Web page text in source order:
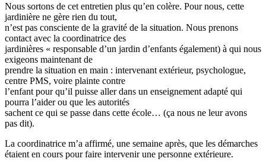
Nous sortons de cet entretien plus qu’en colère. Pour nous, cette
jardinière ne gère rien du tout,
n’est pas consciente de la gravité de la situation. Nous prenons
contact avec la coordinatrice des
jardinières « responsable d’un jardin d’enfants également) à qui nous
exigeons maintenant de
prendre la situation en main : intervenant extérieur, psychologue,
centre PMS, voire plainte contre
l’enfant pour qu’il puisse aller dans un enseignement adapté qui
pourra l’aider ou que les autorités
sachent ce qui se passe dans cette école… (ça nous ne leur avons
pas dit).
La coordinatrice m’a affirmé, une semaine après, que les démarches
étaient en cours pour faire intervenir une personne extérieure.